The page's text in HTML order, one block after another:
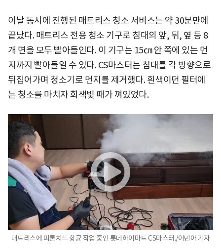
이날 동시에 진행된 매트리스 청소 서비스는 약 30분만에
끝났다. 매트리스 전용 청소 기구로 침대의 앞, 뒤, 옆 등 8
개 면을 모두 빨아들인다. 이 기구는 15㎝ 안 쪽에 있는 먼
지까지 빨아들일 수 있다. CS마스터는 침대를 각 방향으로
뒤집어가며 청소기로 먼지를 제거했다. 흰색이던 필터에
는 청소를 마치자 회색빛 때가 껴있었다.
매트리스에 피톤치드 항균 작업 중인 롯데하이마트 CS마스터./이민아 기자